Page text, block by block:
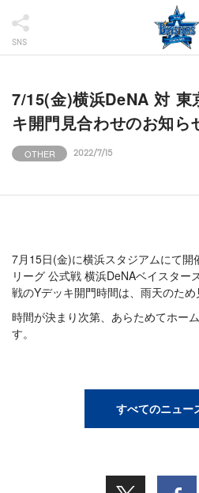
SNS
7/15(金)横浜DeNA 対 東
キ開門見合わせのお知ら
OTHER 2022/7/15
7月15日(金)に横浜スタジアムにて開
リーグ 公式戦 横浜DeNAベイスター
戦のYデッキ開門時間は、雨天のため
時間が決まり次第、あらためてホー
す。
すべてのニュー